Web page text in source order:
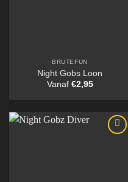
BRUTEFUN
Night Gobs Loon
Vanaf €2,95